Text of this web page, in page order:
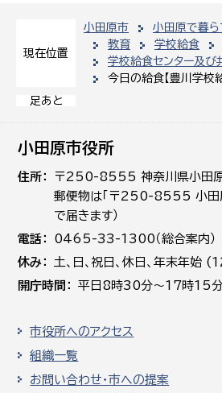
現在位置
小田原市 小田原で暮ら
教育
学校給食
学校給食センター及
今日の給食【豊川学校
足あと
小田原市役所
住所
〒250-8555 神奈川県小田
郵便物は「〒250-8555 小田
で届きます）
電話
0465-33-1300（総合案内）
休み
土､日､祝日、休日、年末年始
開庁時間
平日8時30分～17時15
市役所へのアクセス
組織一覧
お問い合わせ・市への提案